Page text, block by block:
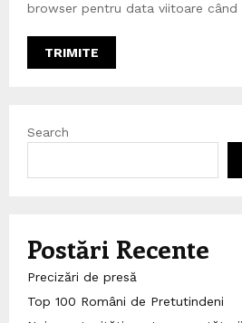
browser pentru data viitoare când
Search
Postări Recente
Precizări de presă
Top 100 Români de Pretutindeni